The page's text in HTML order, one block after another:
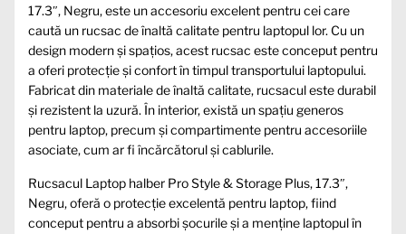
17.3″, Negru, este un accesoriu excelent pentru cei care
caută un rucsac de înaltă calitate pentru laptopul lor. Cu un
design modern și spațios, acest rucsac este conceput pentru
a oferi protecție și confort în timpul transportului laptopului.
Fabricat din materiale de înaltă calitate, rucsacul este durabil
și rezistent la uzură. În interior, există un spațiu generos
pentru laptop, precum și compartimente pentru accesoriile
asociate, cum ar fi încărcătorul și cablurile.
Rucsacul Laptop halber Pro Style & Storage Plus, 17.3″,
Negru, oferă o protecție excelentă pentru laptop, fiind
conceput pentru a absorbi șocurile și a menține laptopul în